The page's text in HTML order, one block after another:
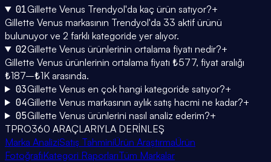
01Gillette Venus Trendyol'da kaç ürün satıyor?+
Gillette Venus markasının Trendyol'da 33 aktif ürünü
bulunuyor ve 2 farklı kategoride yer alıyor.
02Gillette Venus ürünlerinin ortalama fiyatı nedir?+
Gillette Venus ürünlerinin ortalama fiyatı ₺577, fiyat aralığı
₺187–₺1K arasında.
03Gillette Venus en çok hangi kategoride satıyor?+
04Gillette Venus markasının aylık satış hacmi ne kadar?+
05Gillette Venus ürünlerini nasıl analiz ederim?+
TPRO360 ARAÇLARIYLA DERİNLEŞ
Marka AnaliziSatış TahminiÜrün AraştırmaÜrün
FotoğrafıKategori RaporlarıTüm Markalar